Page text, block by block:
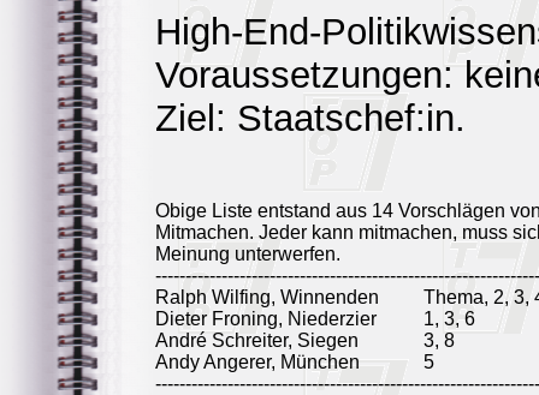
High-End-
Voraussetzungen:
Ziel: Staatschef:in.
Obige Liste entstand aus 14 Vorschlägen
Mitmachen. Jeder kann mitmachen, muss
Meinung unterwerfen.
Ralph Wilfing, Winnenden
Thema, 2, 3,
Dieter Froning, Niederzier
1, 3, 6
André Schreiter, Siegen
3, 8
Andy Angerer, München
5